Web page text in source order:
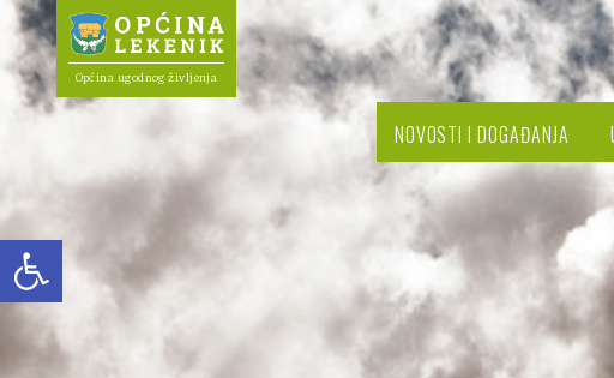
Open toolbar
Općina ugodnog življenja
NOVOSTI I DOGAĐANJA